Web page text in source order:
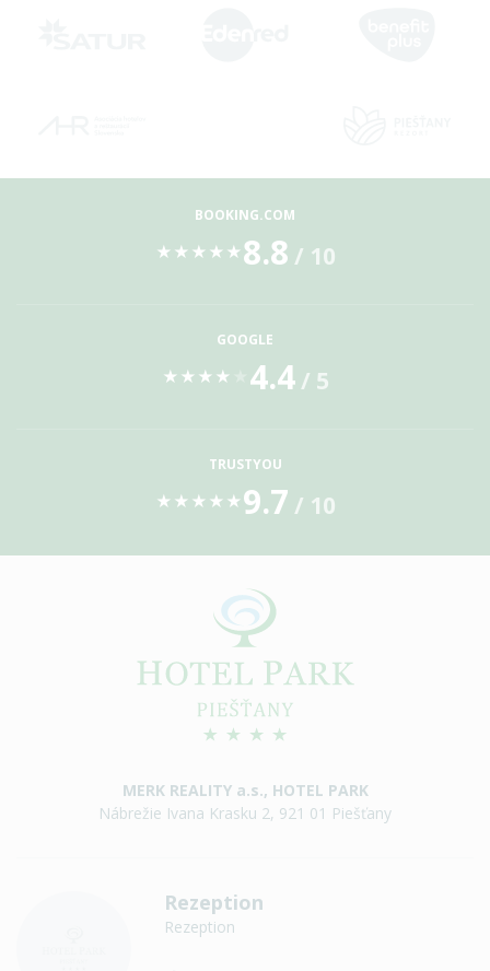
BOOKING.COM
★ ★ ★ ★ ★ 8.8 / 10
GOOGLE
★ ★ ★ ★ 4.4/ 5
TRUSTYOU
★ ★ ★ ★ ★ 9.7 / 10
MERK REALITY a.s., HOTEL PARK
Nábrežie Ivana Krasku 2, 921 01 Piešťany
Rezeption
Rezeption